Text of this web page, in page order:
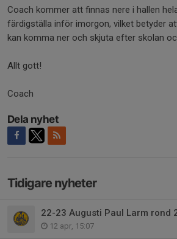
Coach kommer att finnas nere i hallen
färdigställa inför imorgon, vilket betyder
kan komma ner och skjuta efter skolan
Allt gott!
Coach
Dela nyhet
Tidigare nyheter
22-23 Augusti Paul Larm rond
12 apr, 15:07